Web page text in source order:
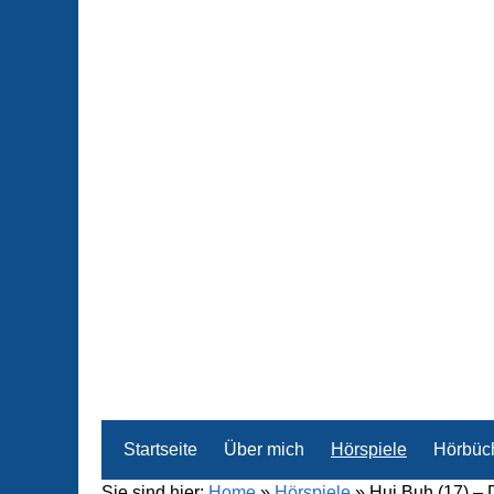
Startseite Über mich Hörspiele